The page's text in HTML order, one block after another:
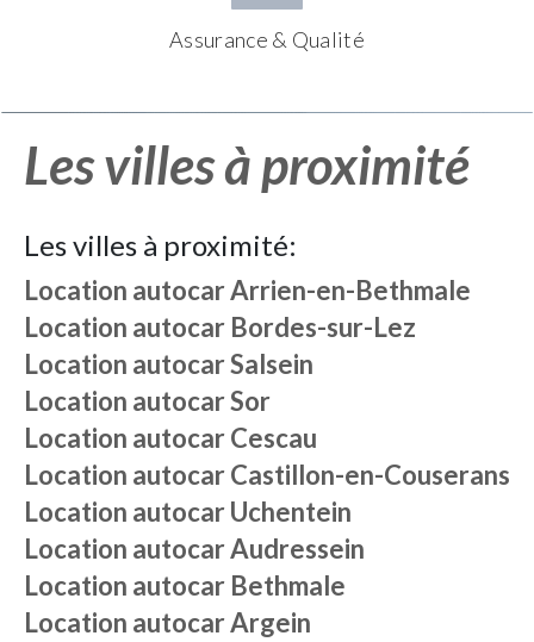
Assurance & Qualité
Les villes à proximité
Les villes à proximité:
Location autocarArrien-en-Bethmale
Location autocar Bordes-sur-Lez
Location autocarSalsein
Location autocarSor
Location autocarCescau
Location autocarCastillon-en-Couserans
Location autocarUchentein
Location autocarAudressein
Location autocar Bethmale
Location autocarArgein